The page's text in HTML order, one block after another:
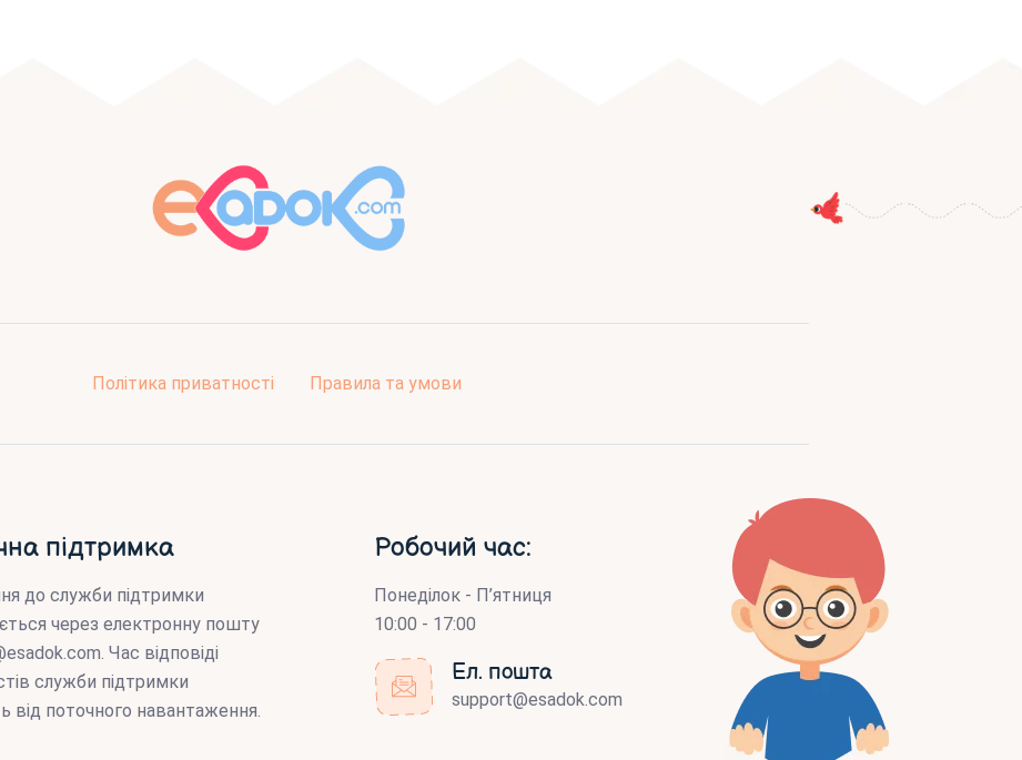
Політика приватності Правила та умови
підтримка
до служби підтримки
через електронну пошту
. Час відповіді
служби підтримки
від поточного навантаження.
Робочий час:
Понеділок - П’ятниця
10:00 - 17:00
Ел. пошта
support@esadok.com